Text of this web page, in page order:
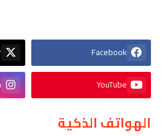
Facebook
YouTube
الهواتف الذكية